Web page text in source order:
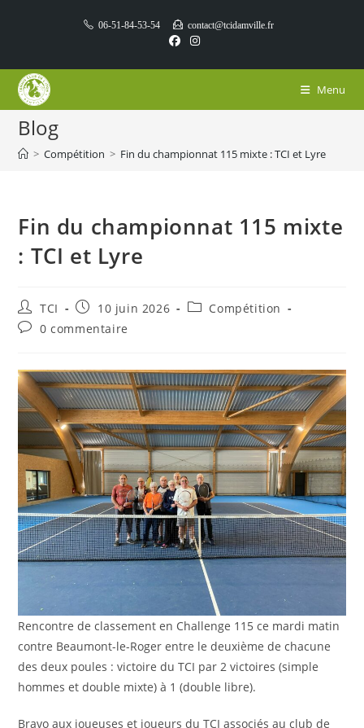
06-51-84-53-54 contact@tcidamville.fr
Menu
Blog
> Compétition > Fin du championnat 115 mixte : TCI et Lyre
Fin du championnat 115 mixte
: TCI et Lyre
Auteur/autrice
de
la
TCI
Publication
publiée :
10 juin 2026
PostCompétition
Commentaires
publication :
0 commentaire
Rencontre de classement en Challenge 115 ce mardi matin
contre Beaumont-le-Roger entre le deuxième de chacune
des deux poules : victoire du TCI par 2 victoires (simple
hommes et double mixte) à 1 (double libre).
Bravo aux joueuses et joueurs du TCI associés au club de